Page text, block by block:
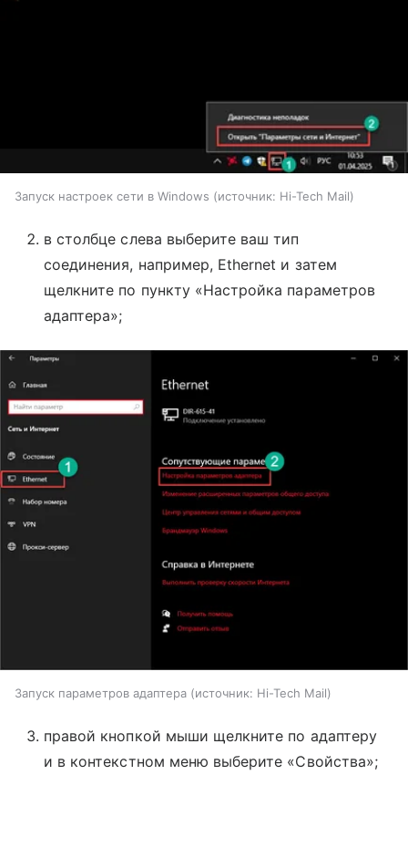
Запуск настроек сети в Windows источник: Hi-Tech Mail
в столбце слева выберите ваш тип
соединения, например, Ethernet и затем
щелкните по пункту «Настройка параметров
адаптера»;
Запуск параметров адаптера источник: Hi-Tech Mail
правой кнопкой мыши щелкните по адаптеру
и в контекстном меню выберите «Свойства»;